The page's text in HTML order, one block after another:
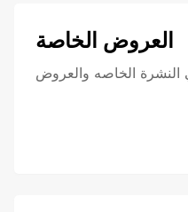
العروض الخاصة
النشرة الخاصه والعروض